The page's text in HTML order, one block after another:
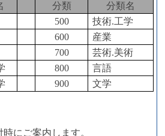
分類
分類名
500
技術.工学
600
産業
700
芸術.美術
800
言語
900 文学
にご案内します。